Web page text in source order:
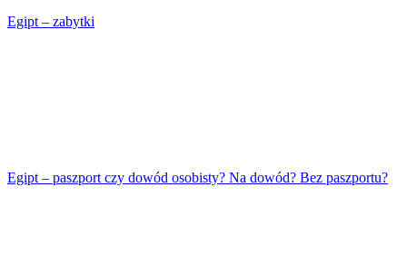
Egipt – zabytki
Egipt – paszport czy dowód osobisty? Na dowód? Bez paszportu?